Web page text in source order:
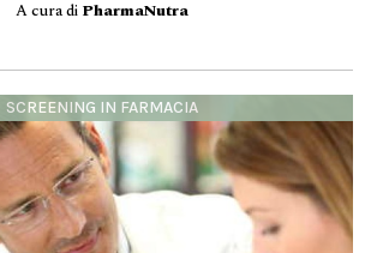
A cura di PharmaNutra
SCREENING IN FARMACIA